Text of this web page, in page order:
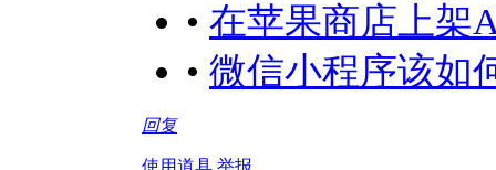
• 在苹果商店上架
• 微信小程序该如
回复
使用道具 举报